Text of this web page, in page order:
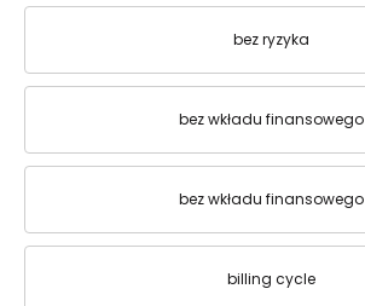
bez ryzyka
bez wkładu finansowego
bez wkładu finansowego
billing cycle